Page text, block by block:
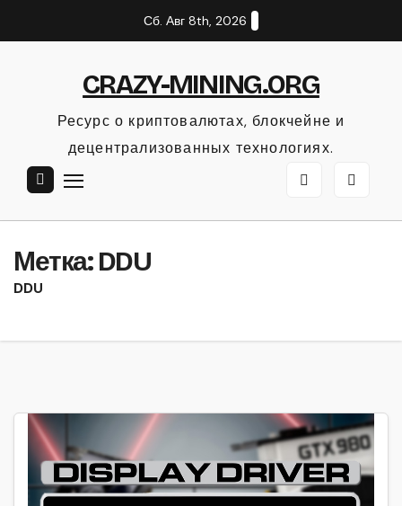
к
Сб. Авг 8th, 2026
CRAZY-MINING.ORG
Ресурс о криптовалютах, блокчейне и
децентрализованных технологиях.
Метка:DDU
DDU